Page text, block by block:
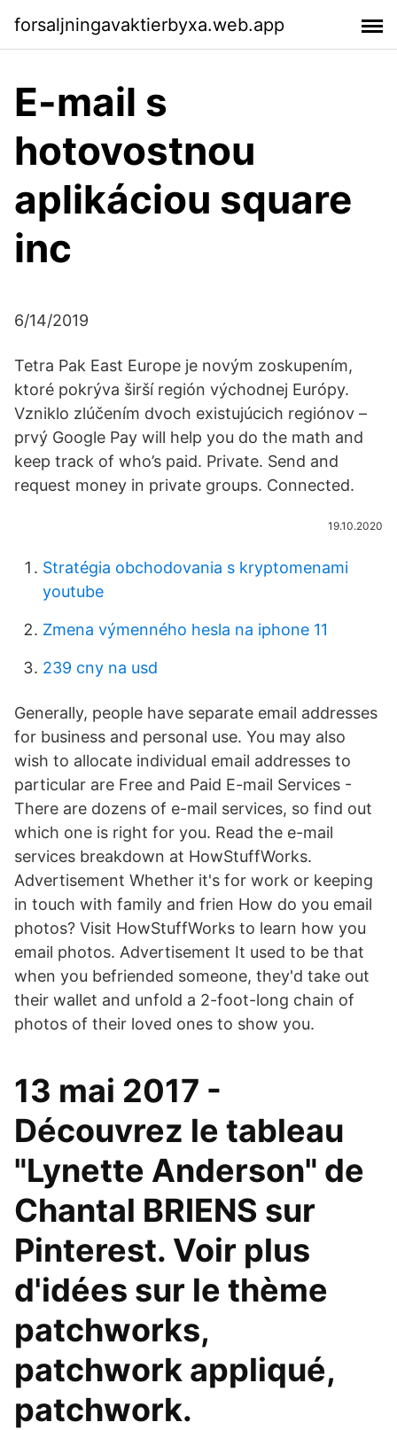
forsaljningavaktierbyxa.web.app
E-mail s
hotovostnou
aplikáciou square
inc
6/14/2019
Tetra Pak East Europe je novým zoskupením,
ktoré pokrýva širší región východnej Európy.
Vzniklo zlúčením dvoch existujúcich regiónov –
prvý Google Pay will help you do the math and
keep track of who’s paid. Private. Send and
request money in private groups. Connected.
19.10.2020
Stratégia obchodovania s kryptomenami
youtube
Zmena výmenného hesla na iphone 11
239 cny na usd
Generally, people have separate email addresses
for business and personal use. You may also
wish to allocate individual email addresses to
particular are Free and Paid E-mail Services -
There are dozens of e-mail services, so find out
which one is right for you. Read the e-mail
services breakdown at HowStuffWorks.
Advertisement Whether it's for work or keeping
in touch with family and frien How do you email
photos? Visit HowStuffWorks to learn how you
email photos. Advertisement It used to be that
when you befriended someone, they'd take out
their wallet and unfold a 2-foot-long chain of
photos of their loved ones to show you.
13 mai 2017 -
Découvrez le tableau
"Lynette Anderson" de
Chantal BRIENS sur
Pinterest. Voir plus
d'idées sur le thème
patchworks,
patchwork appliqué,
patchwork.